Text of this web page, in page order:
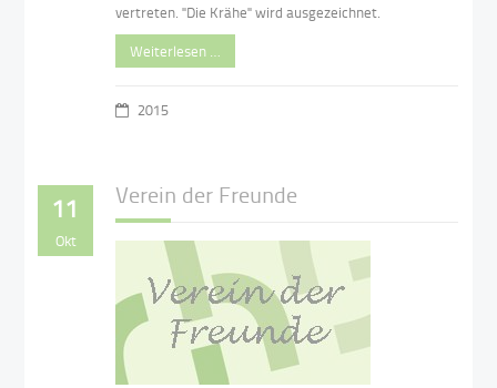
vertreten. "Die Krähe" wird ausgezeichnet.
Weiterlesen …
2015
11
Okt
Verein der Freunde